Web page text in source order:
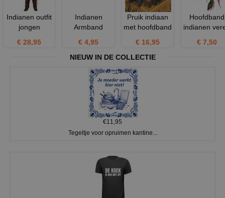
Indianen outfit
jongen
€ 28,95
Indianen
Armband
€ 4,95
Pruik indiaan
met hoofdband
€ 16,95
Hoofdband
indianen
€ 7,50
NIEUW IN DE COLLECTIE
€11,95
Tegeltje voor opruimen kantine...